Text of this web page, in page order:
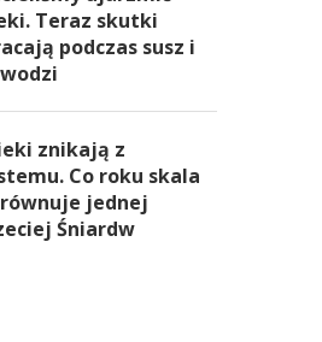
Teraz skutki
podczas susz i
znikają z
Co roku skala
jednej
Śniardw